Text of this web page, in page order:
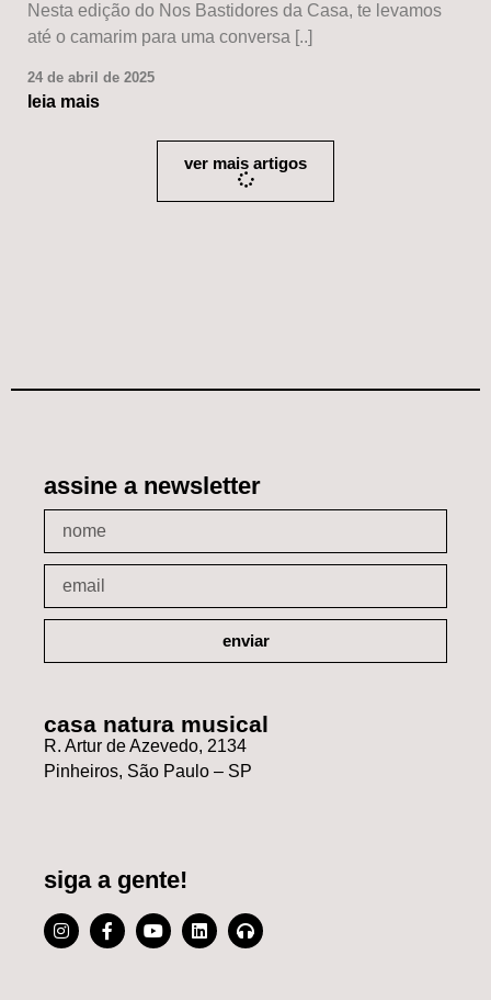
Nesta edição do Nos Bastidores da Casa, te levamos
até o camarim para uma conversa [..]
24 de abril de 2025
leia mais
ver mais artigos
assine a newsletter
enviar
casa natura musical
R. Artur de Azevedo, 2134
Pinheiros, São Paulo – SP
siga a gente!